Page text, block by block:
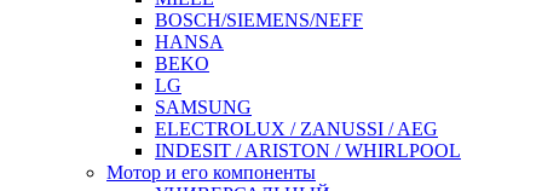
BOSCH/SIEMENS/NEFF
HANSA
BEKO
LG
SAMSUNG
ELECTROLUX / ZANUSSI / AEG
INDESIT / ARISTON / WHIRLPOOL
Мотор и его компоненты